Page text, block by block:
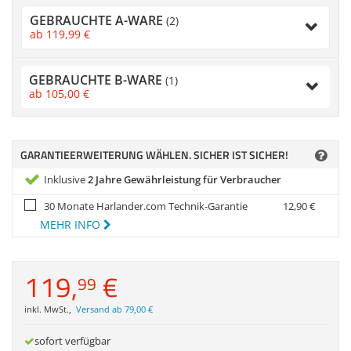
Anmelden | Registrieren
GEBRAUCHTE A-WARE (2)
ab 119,99 €
GEBRAUCHTE B-WARE (1)
ab 105,00 €
GARANTIEERWEITERUNG WÄHLEN. SICHER IST SICHER!
Inklusive2 Jahre Gewährleistung für Verbraucher
30 Monate Harlander.com Technik-Garantie
12,90€
MEHR INFO
119,99 €
inkl. MwSt., Versand ab 79,00 €
sofort verfügbar